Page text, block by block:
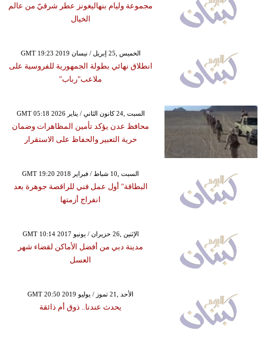
مجموعة وليام بنهاليغونز عطر شرقيّ من عالم
الخيال
GMT 19:23 2019 الخميس ,25 إبريل / نيسان
انطلاق نهائي بطولة الجمهورية للفروسية على
ملاعب"رباب"
GMT 05:18 2026 السبت ,24 كانون الثاني / يناير
محافظ عدن يؤكد تأمين المظاهرات وضمان
حرية التعبير والحفاظ على الاستقرار
GMT 19:20 2018 السبت ,10 شباط / فبراير
البطاقة" أول عمل فني للراقصة جوهرة بعد
انفراج أزمتها
GMT 10:14 2017 الإثنين ,26 حزيران / يونيو
مدينة دبي من أفضل الأماكن لقضاء شهر
العسل
GMT 20:50 2019 الأحد ,21 تموز / يوليو
يحدث عندنا.. ذوق أم ذائقة